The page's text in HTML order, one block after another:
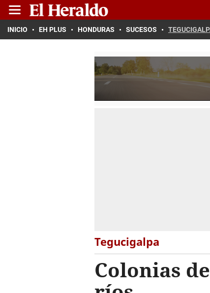
INICIO EH PLUS HONDURAS SUCESOS
Tegucigalpa
Colonias